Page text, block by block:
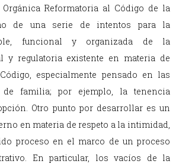
Reformatoria al Código de la
de una serie de intentos para la
funcional y organizada de la
y regulatoria existente en materia de
especialmente pensado en las
de familia; por ejemplo, la tenencia
Otro punto por desarrollar es un
en materia de respeto a la intimidad,
proceso en el marco de un proceso
En particular, los vacíos de la